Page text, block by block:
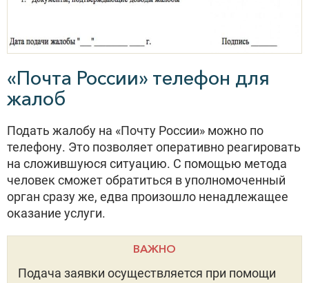
«Почта России» телефон для
жалоб
Подать жалобу на «Почту России» можно по
телефону. Это позволяет оперативно реагировать
на сложившуюся ситуацию. С помощью метода
человек сможет обратиться в уполномоченный
орган сразу же, едва произошло ненадлежащее
оказание услуги.
ВАЖНО
Подача заявки осуществляется при помощи